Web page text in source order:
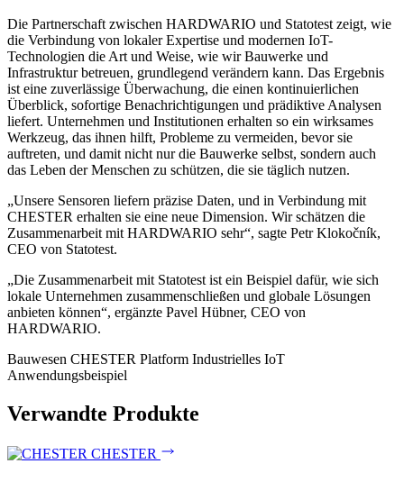
Die Partnerschaft zwischen HARDWARIO und Statotest zeigt, wie
die Verbindung von lokaler Expertise und modernen IoT-
Technologien die Art und Weise, wie wir Bauwerke und
Infrastruktur betreuen, grundlegend verändern kann. Das Ergebnis
ist eine zuverlässige Überwachung, die einen kontinuierlichen
Überblick, sofortige Benachrichtigungen und prädiktive Analysen
liefert. Unternehmen und Institutionen erhalten so ein wirksames
Werkzeug, das ihnen hilft, Probleme zu vermeiden, bevor sie
auftreten, und damit nicht nur die Bauwerke selbst, sondern auch
das Leben der Menschen zu schützen, die sie täglich nutzen.
„Unsere Sensoren liefern präzise Daten, und in Verbindung mit
CHESTER erhalten sie eine neue Dimension. Wir schätzen die
Zusammenarbeit mit HARDWARIO sehr“, sagte Petr Klokočník,
CEO von Statotest.
„Die Zusammenarbeit mit Statotest ist ein Beispiel dafür, wie sich
lokale Unternehmen zusammenschließen und globale Lösungen
anbieten können“, ergänzte Pavel Hübner, CEO von
HARDWARIO.
Bauwesen CHESTER Platform Industrielles IoT
Anwendungsbeispiel
Verwandte Produkte
CHESTER